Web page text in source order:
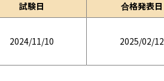
試験日 合格発表日
2024/11/10 2025/02/12